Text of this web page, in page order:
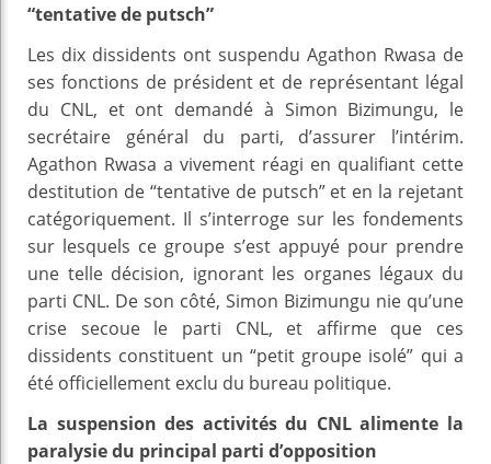
“tentative de putsch”
Les dix dissidents ont suspendu Agathon Rwasa de
ses fonctions de président et de représentant légal
du CNL, et ont demandé à Simon Bizimungu, le
secrétaire général du parti, d’assurer l’intérim.
Agathon Rwasa a vivement réagi en qualifiant cette
destitution de “tentative de putsch” et en la rejetant
catégoriquement. Il s’interroge sur les fondements
sur lesquels ce groupe s’est appuyé pour prendre
une telle décision, ignorant les organes légaux du
parti CNL. De son côté, Simon Bizimungu nie qu’une
crise secoue le parti CNL, et affirme que ces
dissidents constituent un “petit groupe isolé” qui a
été officiellement exclu du bureau politique.
La suspension des activités du CNL alimente la
paralysie du principal parti d’opposition